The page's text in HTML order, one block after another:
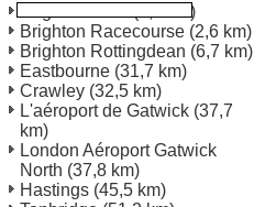
(1,0 km)
Brighton Racecourse (2,6 km)
Brighton Rottingdean (6,7 km)
Eastbourne (31,7 km)
Crawley (32,5 km)
L'aéroport de Gatwick (37,7
km)
London Aéroport Gatwick
North (37,8 km)
Hastings (45,5 km)